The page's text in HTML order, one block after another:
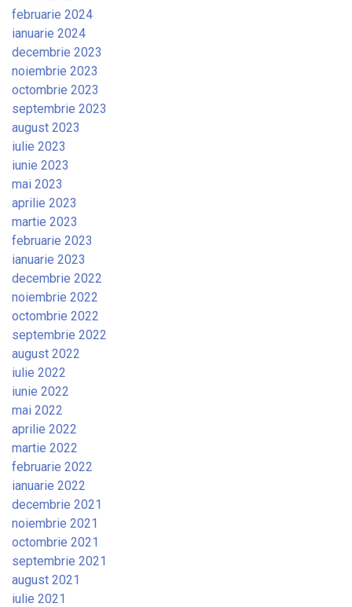
februarie 2024
ianuarie 2024
decembrie 2023
noiembrie 2023
octombrie 2023
septembrie 2023
august 2023
iulie 2023
iunie 2023
mai 2023
aprilie 2023
martie 2023
februarie 2023
ianuarie 2023
decembrie 2022
noiembrie 2022
octombrie 2022
septembrie 2022
august 2022
iulie 2022
iunie 2022
mai 2022
aprilie 2022
martie 2022
februarie 2022
ianuarie 2022
decembrie 2021
noiembrie 2021
octombrie 2021
septembrie 2021
august 2021
iulie 2021